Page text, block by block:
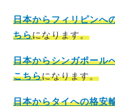
日本からフィリピンへ
ちらになります。
日本からシンガポール
こちらになります。
日本からタイへの格安